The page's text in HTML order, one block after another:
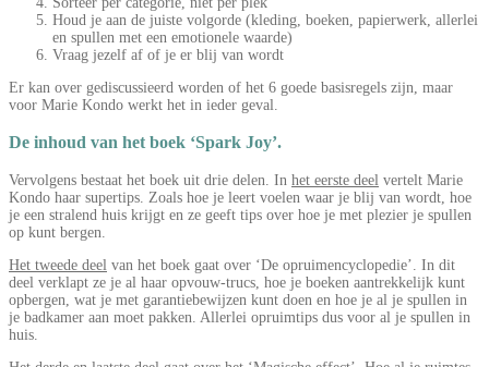
Houd je aan de juiste volgorde (kleding, boeken, papierwerk, allerlei
en spullen met een emotionele waarde)
Vraag jezelf af of je er blij van wordt
Er kan over gediscussieerd worden of het 6 goede basisregels zijn, maar
voor Marie Kondo werkt het in ieder geval.
De inhoud van het boek ‘Spark Joy’.
Vervolgens bestaat het boek uit drie delen. In het eerste deel vertelt Marie
Kondo haar supertips. Zoals hoe je leert voelen waar je blij van wordt, hoe
je een stralend huis krijgt en ze geeft tips over hoe je met plezier je spullen
op kunt bergen.
Het tweede deel van het boek gaat over ‘De opruimencyclopedie’. In dit
deel verklapt ze je al haar opvouw-trucs, hoe je boeken aantrekkelijk kunt
opbergen, wat je met garantiebewijzen kunt doen en hoe je al je spullen in
je badkamer aan moet pakken. Allerlei opruimtips dus voor al je spullen in
huis.